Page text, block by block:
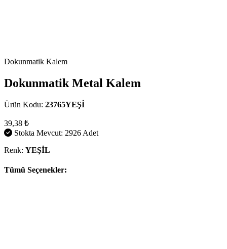
Dokunmatik Kalem
Dokunmatik Metal Kalem
Ürün Kodu: 23765YEŞİ
39,38 ₺
Stokta Mevcut: 2926 Adet
Renk: YEŞİL
Tümü Seçenekler: